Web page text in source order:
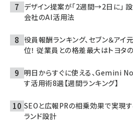
デザイン提案が「2週間→2日に」
会社のAI活用法
役員報酬ランキング、セブン＆ア
位！ 従業員との格差最大はトヨタ
明日からすぐに使える、Gemini
す活用術8選【週間ランキング】
SEOと広報PRの相乗効果で実現
ランド設計